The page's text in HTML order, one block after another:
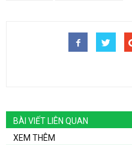
BÀI VIẾT LIÊN QUAN
XEM THÊM